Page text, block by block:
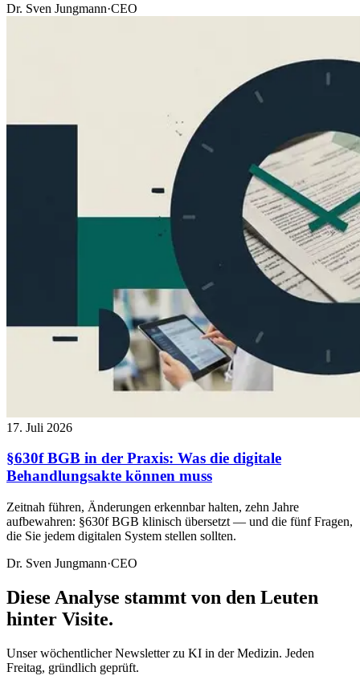
Dr. Sven Jungmann·CEO
17. Juli 2026
§630f BGB in der Praxis: Was die digitale
Behandlungsakte können muss
Zeitnah führen, Änderungen erkennbar halten, zehn Jahre
aufbewahren: §630f BGB klinisch übersetzt — und die fünf Fragen,
die Sie jedem digitalen System stellen sollten.
Dr. Sven Jungmann·CEO
Diese Analyse stammt von den Leuten
hinter Visite.
Unser wöchentlicher Newsletter zu KI in der Medizin. Jeden
Freitag, gründlich geprüft.